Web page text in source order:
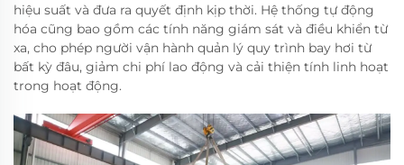
hiệu suất và đưa ra quyết định kịp thời. Hệ thống tự động
hóa cũng bao gồm các tính năng giám sát và điều khiển từ
xa, cho phép người vận hành quản lý quy trình bay hơi từ
bất kỳ đâu, giảm chi phí lao động và cải thiện tính linh hoạt
trong hoạt động.